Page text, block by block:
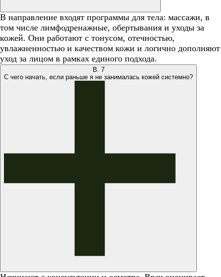
В направление входят программы для тела: массажи, в
том числе лимфодренажные, обертывания и уходы за
кожей. Они работают с тонусом, отечностью,
увлажненностью и качеством кожи и логично дополняют
уход за лицом в рамках единого подхода.
В. 7
С чего начать, если раньше я не занималась кожей системно?